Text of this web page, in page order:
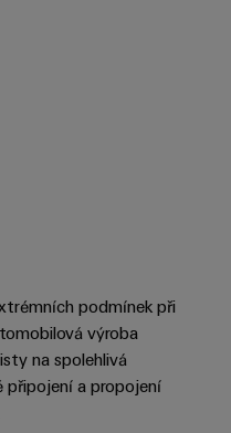
podmínek při
výroba
na spolehlivá
připojení a propojení